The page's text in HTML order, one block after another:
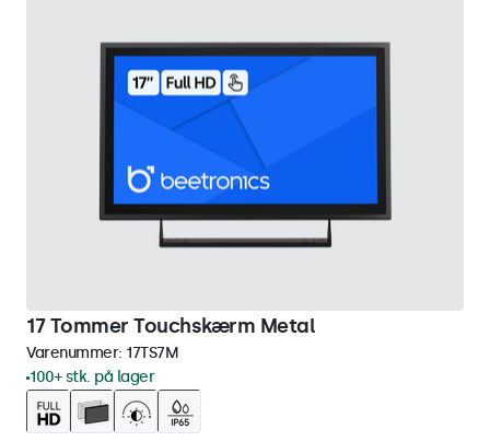
17 Tommer Touchskærm Metal
Varenummer: 17TS7M
100+ stk. på lager